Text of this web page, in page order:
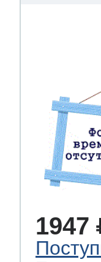
1947